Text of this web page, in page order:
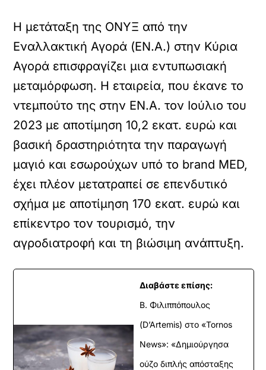
Η μετάταξη της ΟΝΥΞ από την
Εναλλακτική Αγορά (ΕΝ.Α.) στην Κύρια
Αγορά επισφραγίζει μια εντυπωσιακή
μεταμόρφωση. Η εταιρεία, που έκανε το
ντεμπούτο της στην ΕΝ.Α. τον Ιούλιο του
2023 με αποτίμηση 10,2 εκατ. ευρώ και
βασική δραστηριότητα την παραγωγή
μαγιό και εσωρούχων υπό το brand MED,
έχει πλέον μετατραπεί σε επενδυτικό
σχήμα με αποτίμηση 170 εκατ. ευρώ και
επίκεντρο τον τουρισμό, την
αγροδιατροφή και τη βιώσιμη ανάπτυξη.
Διαβάστε επίσης:
Β. Φιλιππόπουλος
(D’Artemis) στο «Tornos
News»: «Δημιούργησα
ούζο διπλής απόσταξης